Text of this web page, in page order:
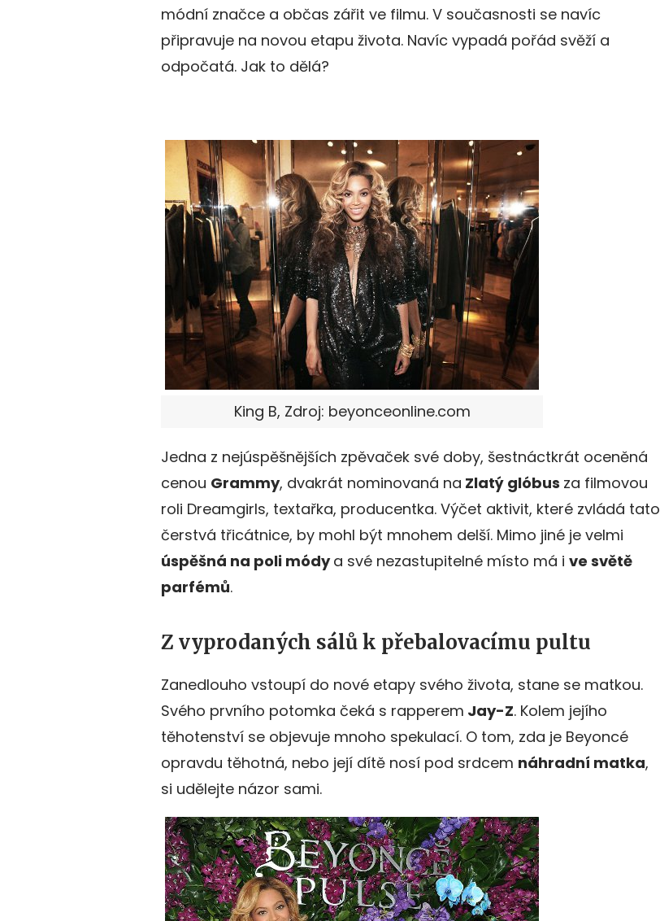
módní značce a občas zářit ve filmu. V současnosti se navíc
připravuje na novou etapu života. Navíc vypadá pořád svěží a
odpočatá. Jak to dělá?
King B, Zdroj: beyonceonline.com
Jedna z nejúspěšnějších zpěvaček své doby, šestnáctkrát oceněná
cenou Grammy, dvakrát nominovaná na Zlatý glóbus za filmovou
roli Dreamgirls, textařka, producentka. Výčet aktivit, které zvládá tato
čerstvá třicátnice, by mohl být mnohem delší. Mimo jiné je velmi
úspěšná na poli módya své nezastupitelné místo má i ve světě
parfémů.
Z vyprodaných sálů k přebalovacímu pultu
Zanedlouho vstoupí do nové etapy svého života, stane se matkou.
Svého prvního potomka čeká s rapperem Jay-Z. Kolem jejího
těhotenství se objevuje mnoho spekulací. O tom, zda je Beyoncé
opravdu těhotná, nebo její dítě nosí pod srdcem náhradní matka,
si udělejte názor sami.